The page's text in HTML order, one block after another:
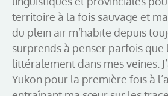
territoire à la fois sauvage et
du plein air m’habite depuis
surprends à penser parfois que
littéralement dans mes veines.
Yukon pour la première fois à